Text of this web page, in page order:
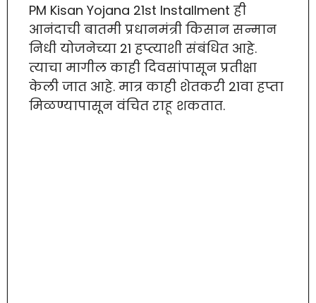
PM Kisan Yojana 21st Installment ही
आनंदाची बातमी प्रधानमंत्री किसान सन्मान
निधी योजनेच्या 21 हप्त्याशी संबंधित आहे.
त्याचा मागील काही दिवसांपासून प्रतीक्षा
केली जात आहे. मात्र काही शेतकरी 21वा हप्ता
मिळण्यापासून वंचित राहू शकतात.